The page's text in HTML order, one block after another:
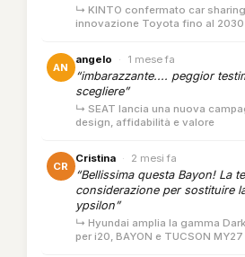
↳ KINTO confermato car
innovazione Toyota fino al 2030
AN
angelo · 1 mese fa
“imbarazzante.... peggior
scegliere”
↳ SEAT lancia una nuova
design, affidabilità e valore
CR
Cristina · 2 mesi fa
“Bellissima questa Bayon! La
considerazione per sostituire
ypsilon”
↳ Hyundai amplia la gamma
per i20, BAYON e TUCSON MY27